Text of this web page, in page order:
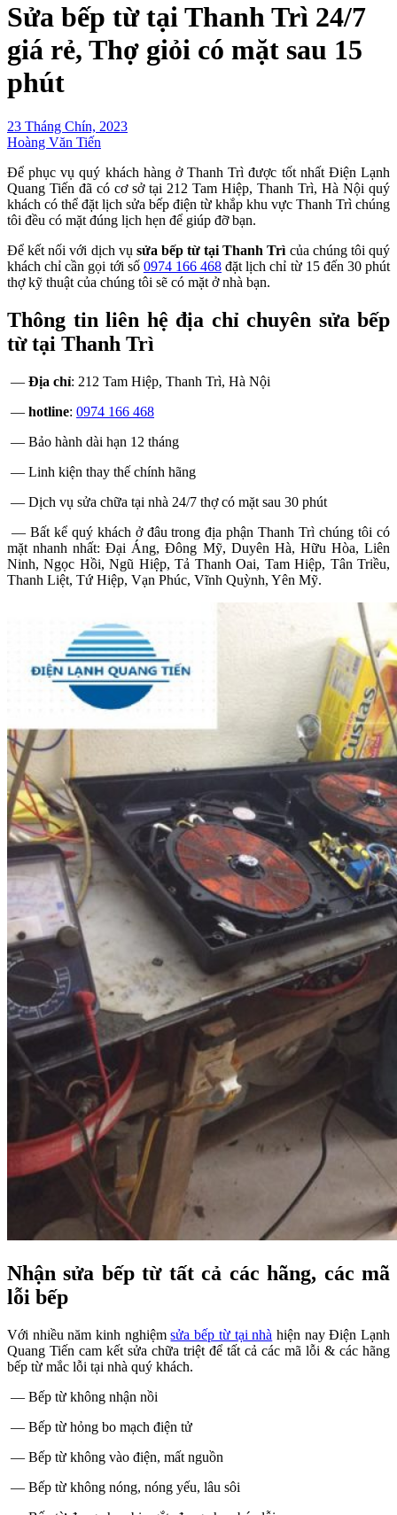
Sửa bếp từ tại Thanh Trì 24/7
giá rẻ, Thợ giỏi có mặt sau 15
phút
23 Tháng Chín, 2023
Hoàng Văn Tiến
Để phục vụ quý khách hàng ở Thanh Trì được tốt nhất Điện Lạnh
Quang Tiến đã có cơ sở tại 212 Tam Hiệp, Thanh Trì, Hà Nội quý
khách có thể đặt lịch sửa bếp điện từ khắp khu vực Thanh Trì chúng
tôi đều có mặt đúng lịch hẹn để giúp đỡ bạn.
Để kết nối với dịch vụ sửa bếp từ tại Thanh Trì của chúng tôi quý
khách chỉ cần gọi tới số 0974 166 468 đặt lịch chỉ từ 15 đến 30 phút
thợ kỹ thuật của chúng tôi sẽ có mặt ở nhà bạn.
Thông tin liên hệ địa chỉ chuyên sửa bếp
từ tại Thanh Trì
— Địa chỉ: 212 Tam Hiệp, Thanh Trì, Hà Nội
— hotline: 0974 166 468
— Bảo hành dài hạn 12 tháng
— Linh kiện thay thế chính hãng
— Dịch vụ sửa chữa tại nhà 24/7 thợ có mặt sau 30 phút
— Bất kể quý khách ở đâu trong địa phận Thanh Trì chúng tôi có
mặt nhanh nhất: Đại Áng, Đông Mỹ, Duyên Hà, Hữu Hòa, Liên
Ninh, Ngọc Hồi, Ngũ Hiệp, Tả Thanh Oai, Tam Hiệp, Tân Triều,
Thanh Liệt, Tứ Hiệp, Vạn Phúc, Vĩnh Quỳnh, Yên Mỹ.
Nhận sửa bếp từ tất cả các hãng, các mã
lỗi bếp
Với nhiều năm kinh nghiệmsửa bếp từ tại nhà hiện nay Điện Lạnh
Quang Tiến cam kết sửa chữa triệt để tất cả các mã lỗi & các hãng
bếp từ mắc lỗi tại nhà quý khách.
— Bếp từ không nhận nồi
— Bếp từ hỏng bo mạch điện tử
— Bếp từ không vào điện, mất nguồn
— Bếp từ không nóng, nóng yếu, lâu sôi